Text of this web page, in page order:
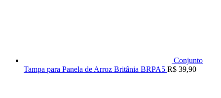
Conjunto
Tampa para Panela de Arroz Britânia BRPA5 R$ 39,90